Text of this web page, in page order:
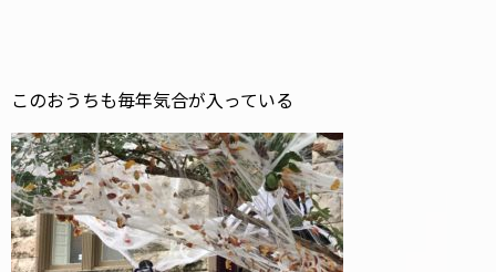
このおうちも毎年気合が入っている